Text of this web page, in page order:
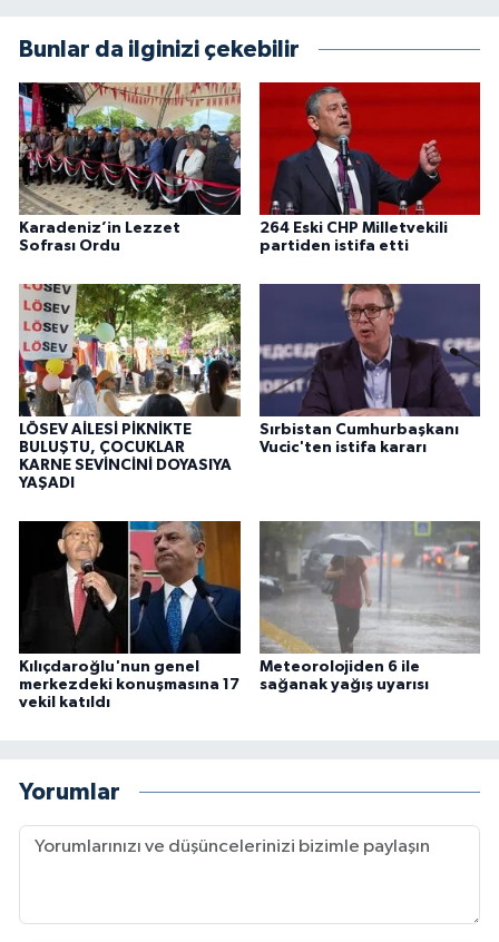
Bunlar da ilginizi çekebilir
Karadeniz’in Lezzet
Sofrası Ordu
264 Eski CHP Milletvekili
partiden istifa etti
LÖSEV AİLESİ PİKNİKTE
BULUŞTU, ÇOCUKLAR
KARNE SEVİNCİNİ DOYASIYA
YAŞADI
Sırbistan Cumhurbaşkanı
Vucic'ten istifa kararı
Kılıçdaroğlu'nun genel
merkezdeki konuşmasına 17
vekil katıldı
Meteorolojiden 6 ile
sağanak yağış uyarısı
Yorumlar